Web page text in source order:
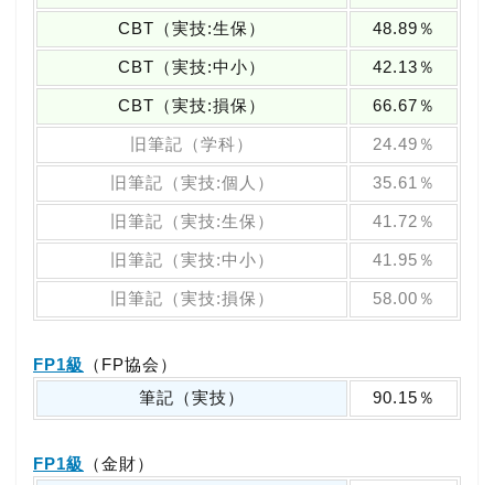
CBT（実技:生保） 48.89％
CBT（実技:中小） 42.13％
CBT（実技:損保） 66.67％
旧筆記（学科） 24.49％
旧筆記（実技:個人） 35.61％
旧筆記（実技:生保） 41.72％
旧筆記（実技:中小） 41.95％
旧筆記（実技:損保） 58.00％
FP1級
（FP協会）
筆記（実技）
90.15％
FP1級
（金財）